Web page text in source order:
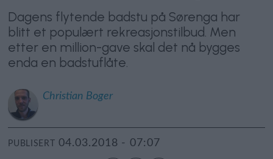
Dagens flytende badstu på Sørenga har
blitt et populært rekreasjonstilbud. Men
etter en million-gave skal det nå bygges
enda en badstuflåte.
Christian Boger
PUBLISERT 04.03.2018 - 07:07